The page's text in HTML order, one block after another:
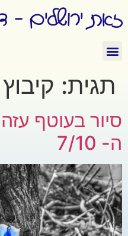
זאת ירושלים -
תגית:
סיור בעוטף
ה- 7/10